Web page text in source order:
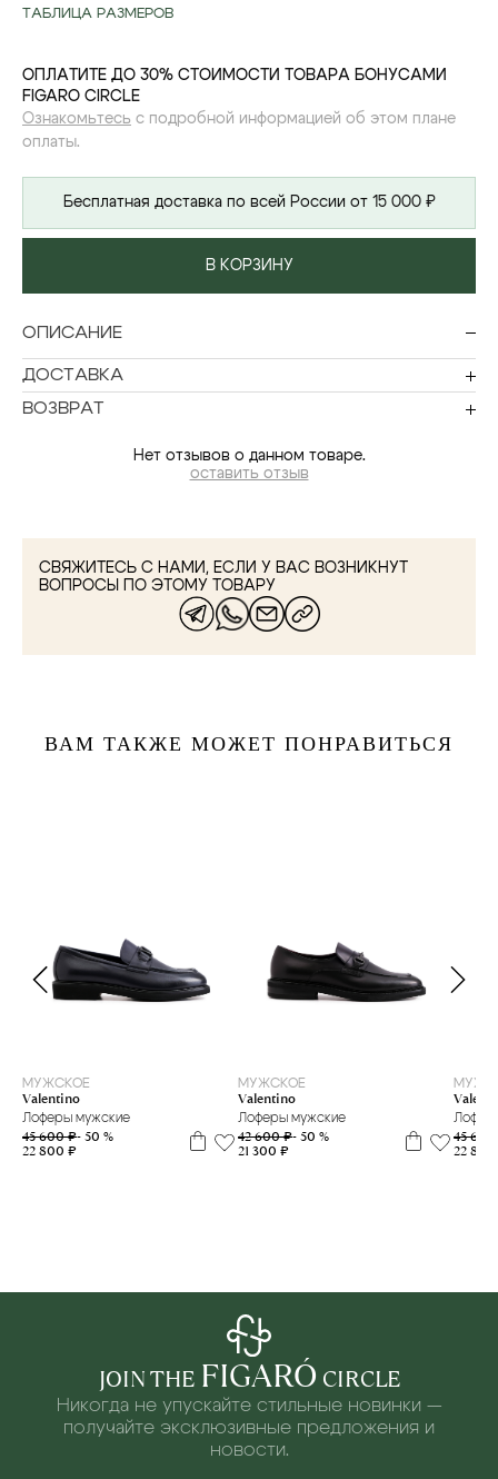
ТАБЛИЦА РАЗМЕРОВ
ОПЛАТИТЕ ДО 30% СТОИМОСТИ ТОВАРА БОНУСАМИ
FIGARO CIRCLE
Ознакомьтесь с подробной информацией об этом плане
оплаты.
Бесплатная доставка по всей России от 15 000 ₽
В КОРЗИНУ
ОПИСАНИЕ
ДОСТАВКА
ВОЗВРАТ
Нет отзывов о данном товаре.
оставить отзыв
СВЯЖИТЕСЬ С НАМИ, ЕСЛИ У ВАС ВОЗНИКНУТ
ВОПРОСЫ ПО ЭТОМУ ТОВАРУ
ВАМ ТАКЖЕ МОЖЕТ ПОНРАВИТЬСЯ
МУЖСКОЕ
Valentino
Лоферы мужские
45 600 ₽- 50 %
22 800 ₽
МУЖСКОЕ
Valentino
Лоферы мужские
42 600 ₽- 50 %
21 300 ₽
45
22
JOIN THE FIGARÓ CIRCLE
Никогда не упускайте стильные новинки —
получайте эксклюзивные предложения и
новости.